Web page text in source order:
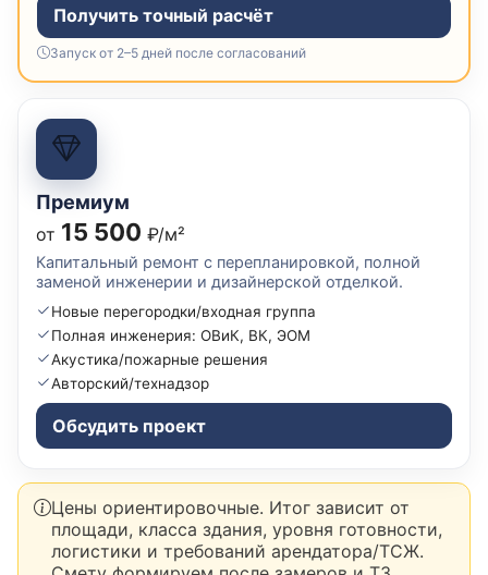
Получить точный расчёт
Запуск от 2–5 дней после согласований
Премиум
от 15 500 ₽/м²
Капитальный ремонт с перепланировкой, полной
заменой инженерии и дизайнерской отделкой.
Новые перегородки/входная группа
Полная инженерия: ОВиК, ВК, ЭОМ
Акустика/пожарные решения
Авторский/технадзор
Обсудить проект
Цены ориентировочные. Итог зависит от
площади, класса здания, уровня готовности,
логистики и требований арендатора/ТСЖ.